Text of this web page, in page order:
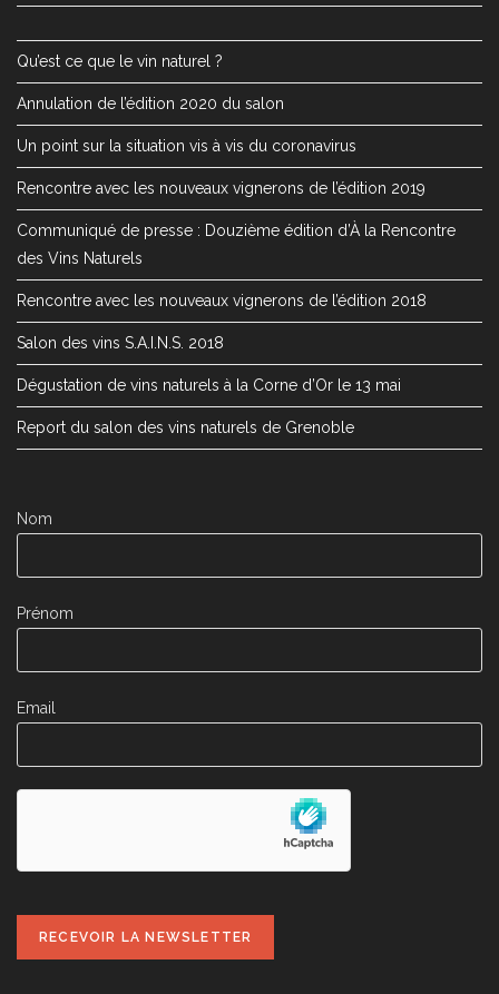
Qu’est ce que le vin naturel ?
Annulation de l’édition 2020 du salon
Un point sur la situation vis à vis du coronavirus
Rencontre avec les nouveaux vignerons de l’édition 2019
Communiqué de presse : Douzième édition d’À la Rencontre
des Vins Naturels
Rencontre avec les nouveaux vignerons de l’édition 2018
Salon des vins S.A.I.N.S. 2018
Dégustation de vins naturels à la Corne d’Or le 13 mai
Report du salon des vins naturels de Grenoble
Nom
Prénom
Email